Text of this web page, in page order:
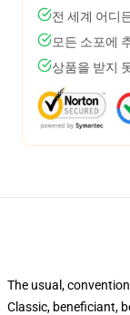
전 세계 어디
모든 소포에
상품을 받지
The usual,
Classic, beneficiant,